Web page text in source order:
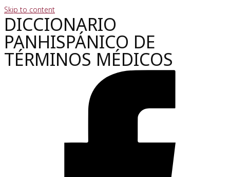
Skip to content
DICCIONARIO
PANHISPÁNICO DE
TÉRMINOS MÉDICOS